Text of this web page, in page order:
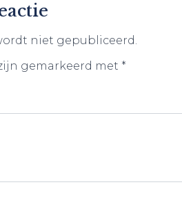
niet gepubliceerd.
gemarkeerd met *